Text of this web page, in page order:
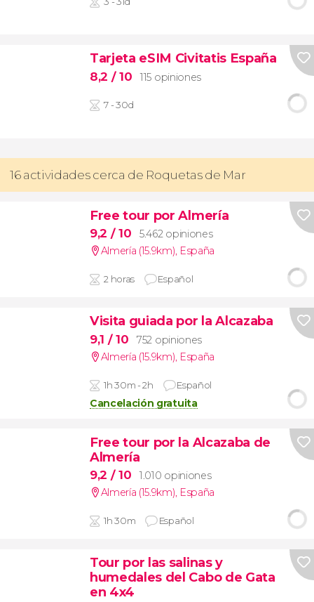
Tarjeta eSIM Civitatis España
8,2 / 10 115 opiniones
7 - 30d
16 actividades cerca de Roquetas de Mar
Free tour por Almería
9,2 / 10
5.462 opiniones
Almería (15.9km), España
2 horas Español
Visita guiada por la Alcazaba
9,1 / 10
752 opiniones
Almería (15.9km), España
1h 30m - 2h Español
Cancelación gratuita
Free tour por la Alcazaba de
Almería
9,2 / 10
1.010 opiniones
Almería (15.9km), España
1h 30m Español
Tour por las salinas y
humedales del Cabo de Gata
en 4x4